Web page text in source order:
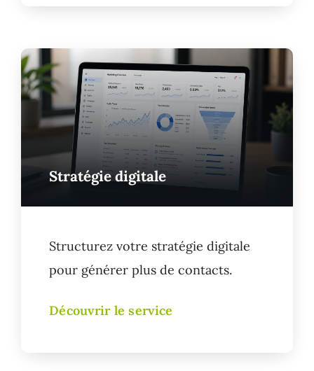
Stratégie digitale
Structurez votre stratégie digitale
pour générer plus de contacts.
Découvrir le service